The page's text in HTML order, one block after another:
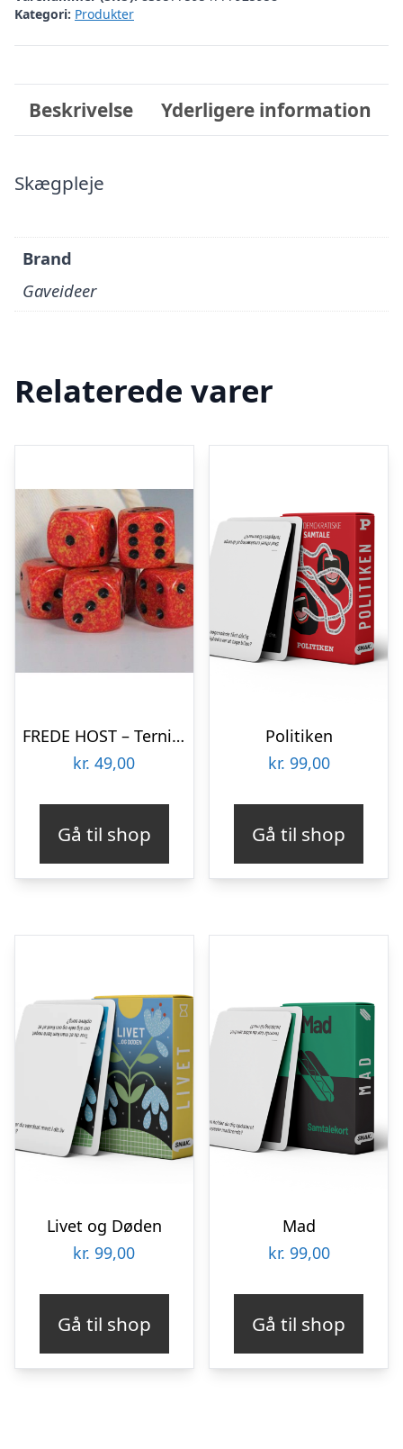
Kategori: Produkter
Beskrivelse Yderligere information
Skægpleje
Brand
Gaveideer
Relaterede varer
FREDE HOST – Terninger – Fire
kr. 49,00
Gå til shop
Politiken
kr. 99,00
Gå til shop
Livet og Døden
kr. 99,00
Gå til shop
Mad
kr. 99,00
Gå til shop